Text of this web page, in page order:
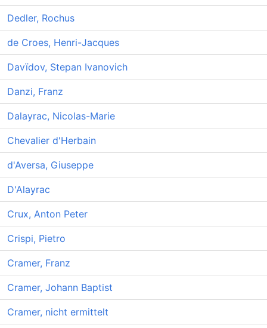
Dedler, Rochus
de Croes, Henri-Jacques
Davïdov, Stepan Ivanovich
Danzi, Franz
Dalayrac, Nicolas-Marie
Chevalier d'Herbain
d'Aversa, Giuseppe
D'Alayrac
Crux, Anton Peter
Crispi, Pietro
Cramer, Franz
Cramer, Johann Baptist
Cramer, nicht ermittelt